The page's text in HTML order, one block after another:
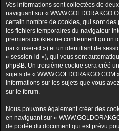
Vos informations sont collectées de
naviguant sur «
certain nombre de cookies, qui sont
les fichiers temporaires du navigateur
premiers cookies ne contiennent qu’un
par « user-id ») et un identifiant de
« session-id »), qui vous sont
phpBB. Un troisième cookie sera créé
sujets de «
informations sur les sujets que vous
sur le forum.
Nous pouvons également créer des
en naviguant sur «
de portée du document qui est prévu